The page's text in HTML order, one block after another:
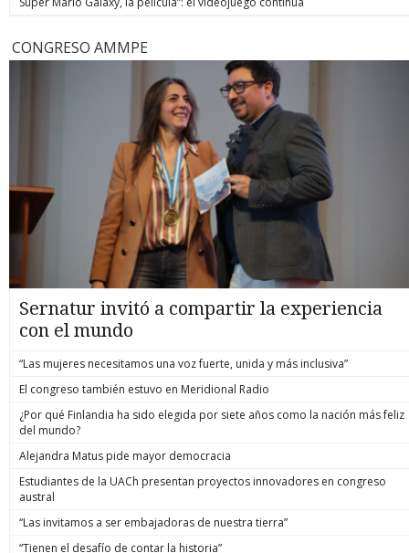
CONGRESO AMMPE
Sernatur invitó a compartir la experiencia
con el mundo
“Las mujeres necesitamos una voz fuerte, unida y más inclusiva”
El congreso también estuvo en Meridional Radio
¿Por qué Finlandia ha sido elegida por siete años como la nación más feliz
del mundo?
Alejandra Matus pide mayor democracia
Estudiantes de la UACh presentan proyectos innovadores en congreso
austral
“Las invitamos a ser embajadoras de nuestra tierra”
“Tienen el desafío de contar la historia”